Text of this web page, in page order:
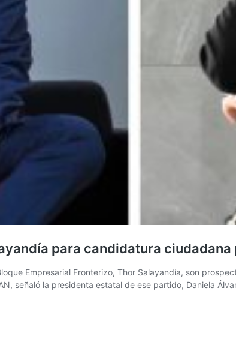
para candidatura
Empresarial Fronterizo, Thor Salayandía, son
señaló la presidenta estatal de ese partido, Daniela